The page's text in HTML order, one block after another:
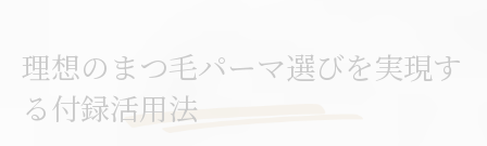
まつ毛パーマ付録活用で後悔を防ぐポイン
ト解説
理想のまつ毛パーマ選びを実現す
る付録活用法